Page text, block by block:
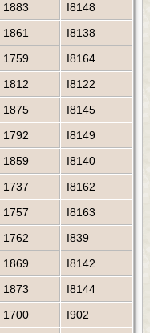
1883
I8148
1861
I8138
1759
I8164
1812
I8122
1875
I8145
1792
I8149
1859
I8140
1737
I8162
1757
I8163
1762
I839
1869
I8142
1873
I8144
1700 I902